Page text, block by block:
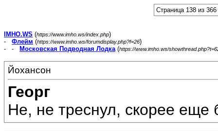
Страница 138 из 366
IMHO.WS (https://www.imho.ws/index.php)
- Флейм (https://www.imho.ws/forumdisplay.php?f=26)
- -
Московская Подводная Лодка(https://www.imho.ws/
Йохансон
Георг
Не, не треснул, скорее еще